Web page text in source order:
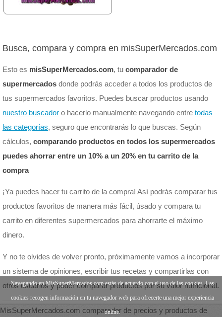
Busca, compara y compra en misSuperMercados.com
Esto es misSuperMercados.com, tu comparador de
supermercados donde podrás acceder a todos los productos de
tus supermercados favoritos. Puedes buscar productos usando
nuestro buscador o hacerlo manualmente navegando entre todas
las categorías, seguro que encontrarás lo que buscas. Según
cálculos, comparando productos en todos los supermercados
puedes ahorrar entre un 10% a un 20% en tu carrito de la
compra
¡Ya puedes hacer tu carrito de la compra! Así podrás comparar tus
productos favoritos de manera más fácil, úsado y compara tu
carrito en diferentes supermercados para ahorrarte el máximo
dinero.
Y no te olvides de volver pronto, próximamente vamos a incorporar
un sistema de opiniones, escribir tus recetas y compartirlas con
otros usuarios y poder comparar productos por su valor nutricional.
MisSuperMercados.com comparador de precios y productos de
Navegando en MisSuperMercados.com estás de acuerdo con el uso de las cookies. Las
cookies recogen información en tu navegador web para ofrecerte una mejor experiencia
online.